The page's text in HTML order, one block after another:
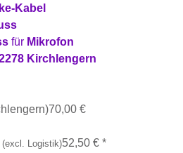
Kabel
für Mikrofon
Kirchlengern
70,00 €
(excl. Logistik)52,50 € *